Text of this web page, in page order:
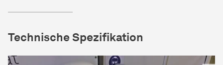
Technische Spezifikation